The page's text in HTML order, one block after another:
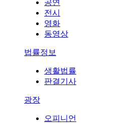
공연
전시
영화
동영상
법률정보
생활법률
판결기사
광장
오피니언